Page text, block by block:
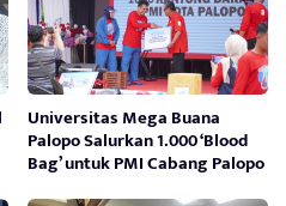
Universitas Mega Buana
Palopo Salurkan 1.000 ‘Blood
Bag’ untuk PMI Cabang Palopo